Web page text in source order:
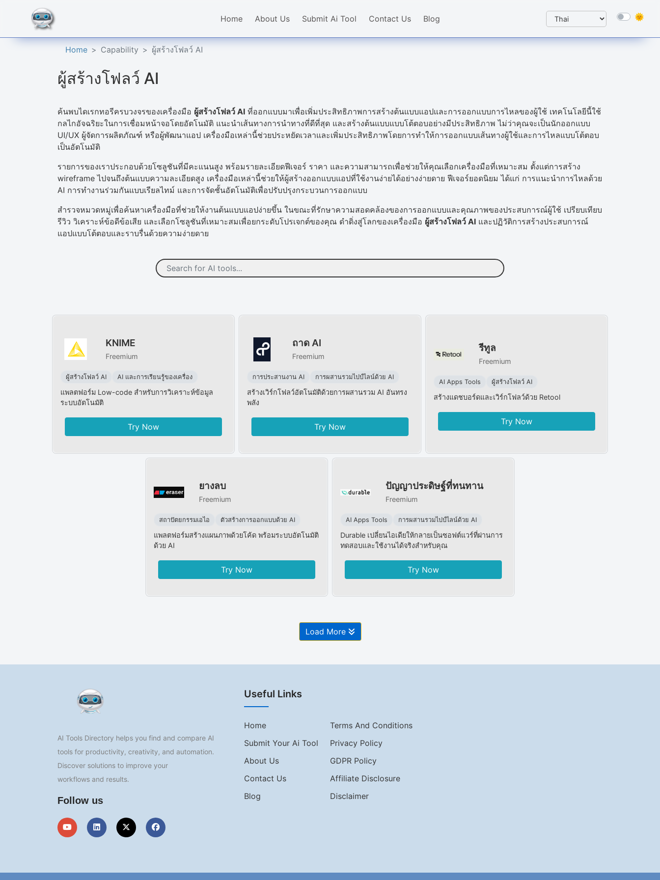
Home About Us Submit Ai Tool Contact Us Blog
Home Capability ผู้สร้างโฟลว์ AI
ผู้สร้างโฟลว์ AI
ค้นพบไดเรกทอรีครบวงจรของเครื่องมือ ผู้สร้างโฟลว์ AI ที่ออกแบบมาเพื่อเพิ่มประสิทธิภาพการสร้างต้นแบบแอปและการออกแบบการไหลของผู้ใช้ เทคโนโลยีนี้ใช้
กลไกอัจฉริยะในการเชื่อมหน้าจอโดยอัตโนมัติ แนะนำเส้นทางการนำทางที่ดีที่สุด และสร้างต้นแบบแบบโต้ตอบอย่างมีประสิทธิภาพ ไม่ว่าคุณจะเป็นนักออกแบบ
UI/UX ผู้จัดการผลิตภัณฑ์ หรือผู้พัฒนาแอป เครื่องมือเหล่านี้ช่วยประหยัดเวลาและเพิ่มประสิทธิภาพโดยการทำให้การออกแบบเส้นทางผู้ใช้และการไหลแบบโต้ตอบ
เป็นอัตโนมัติ
รายการของเราประกอบด้วยโซลูชันที่มีคะแนนสูง พร้อมรายละเอียดฟีเจอร์ ราคา และความสามารถเพื่อช่วยให้คุณเลือกเครื่องมือที่เหมาะสม ตั้งแต่การสร้าง
wireframe ไปจนถึงต้นแบบความละเอียดสูง เครื่องมือเหล่านี้ช่วยให้ผู้สร้างออกแบบแอปที่ใช้งานง่ายได้อย่างง่ายดาย ฟีเจอร์ยอดนิยม ได้แก่ การแนะนำการไหลด้วย
AI การทำงานร่วมกันแบบเรียลไทม์ และการจัดชั้นอัตโนมัติเพื่อปรับปรุงกระบวนการออกแบบ
สำรวจหมวดหมู่เพื่อค้นหาเครื่องมือที่ช่วยให้งานต้นแบบแอปง่ายขึ้น ในขณะที่รักษาความสอดคล้องของการออกแบบและคุณภาพของประสบการณ์ผู้ใช้ เปรียบเทียบ
รีวิว วิเคราะห์ข้อดีข้อเสีย และเลือกโซลูชันที่เหมาะสมเพื่อยกระดับโปรเจกต์ของคุณ ดำดิ่งสู่โลกของเครื่องมือ ผู้สร้างโฟลว์ AI และปฏิวัติการสร้างประสบการณ์
แอปแบบโต้ตอบและราบรื่นด้วยความง่ายดาย
KNIME
Freemium
ผู้สร้างโฟลว์ AI AI และการเรียนรู้ของเครื่อง
แพลตฟอร์ม Low-code สำหรับการวิเคราะห์ข้อมูล
ระบบอัตโนมัติ
Try Now
ถาด AI
Freemium
การประสานงาน AI การผสานรวมไปป์ไลน์ด้วย AI
สร้างเวิร์กโฟลว์อัตโนมัติด้วยการผสานรวม AI อันทรง
พลัง
Try Now
รีทูล
Freemium
AI Apps Tools ผู้สร้างโฟลว์ AI
สร้างแดชบอร์ดและเวิร์กโฟลว์ด้วย Retool
Try Now
ยางลบ
Freemium
สถาปัตยกรรมเอไอ ตัวสร้างการออกแบบด้วย AI
แพลตฟอร์มสร้างแผนภาพด้วยโค้ด พร้อมระบบอัตโนมัติ
ด้วย AI
Try Now
ปัญญาประดิษฐ์ที่ทนทาน
Freemium
AI Apps Tools การผสานรวมไปป์ไลน์ด้วย AI
Durable เปลี่ยนไอเดียให้กลายเป็นซอฟต์แวร์ที่ผ่านการ
ทดสอบและใช้งานได้จริงสำหรับคุณ
Try Now
Load More
AI Tools Directory helps you find and compare AI
tools for productivity, creativity, and automation.
Discover solutions to improve your
workflows and results.
Follow us
Useful Links
Home
Terms And Conditions
Submit Your Ai Tool
Privacy Policy
About Us
GDPR Policy
Contact Us
Affiliate Disclosure
Blog
Disclaimer